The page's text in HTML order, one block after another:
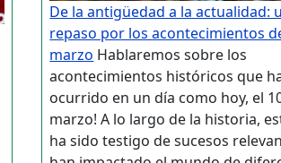
De la antigüedad a la actualidad:
repaso por los acontecimientos
marzo Hablaremos sobre los
acontecimientos históricos que
ocurrido en un día como hoy, el
marzo! A lo largo de la historia,
ha sido testigo de sucesos